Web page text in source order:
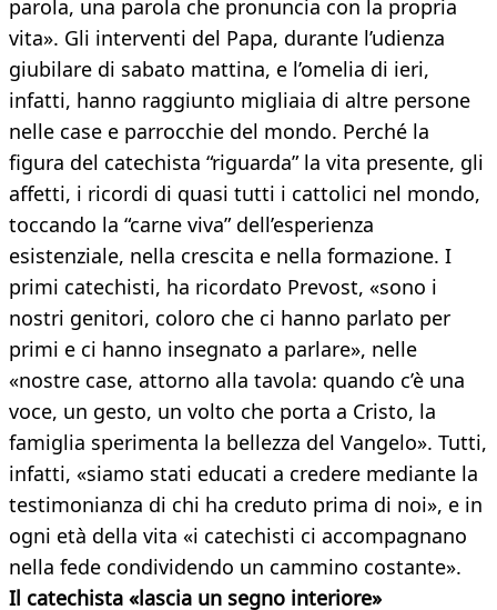
parola, una parola che pronuncia con la propria
vita». Gli interventi del Papa, durante l’udienza
giubilare di sabato mattina, e l’omelia di ieri,
infatti, hanno raggiunto migliaia di altre persone
nelle case e parrocchie del mondo. Perché la
figura del catechista “riguarda” la vita presente, gli
affetti, i ricordi di quasi tutti i cattolici nel mondo,
toccando la “carne viva” dell’esperienza
esistenziale, nella crescita e nella formazione. I
primi catechisti, ha ricordato Prevost, «sono i
nostri genitori, coloro che ci hanno parlato per
primi e ci hanno insegnato a parlare», nelle
«nostre case, attorno alla tavola: quando c’è una
voce, un gesto, un volto che porta a Cristo, la
famiglia sperimenta la bellezza del Vangelo». Tutti,
infatti, «siamo stati educati a credere mediante la
testimonianza di chi ha creduto prima di noi», e in
ogni età della vita «i catechisti ci accompagnano
nella fede condividendo un cammino costante».
Il catechista «lascia un segno interiore»